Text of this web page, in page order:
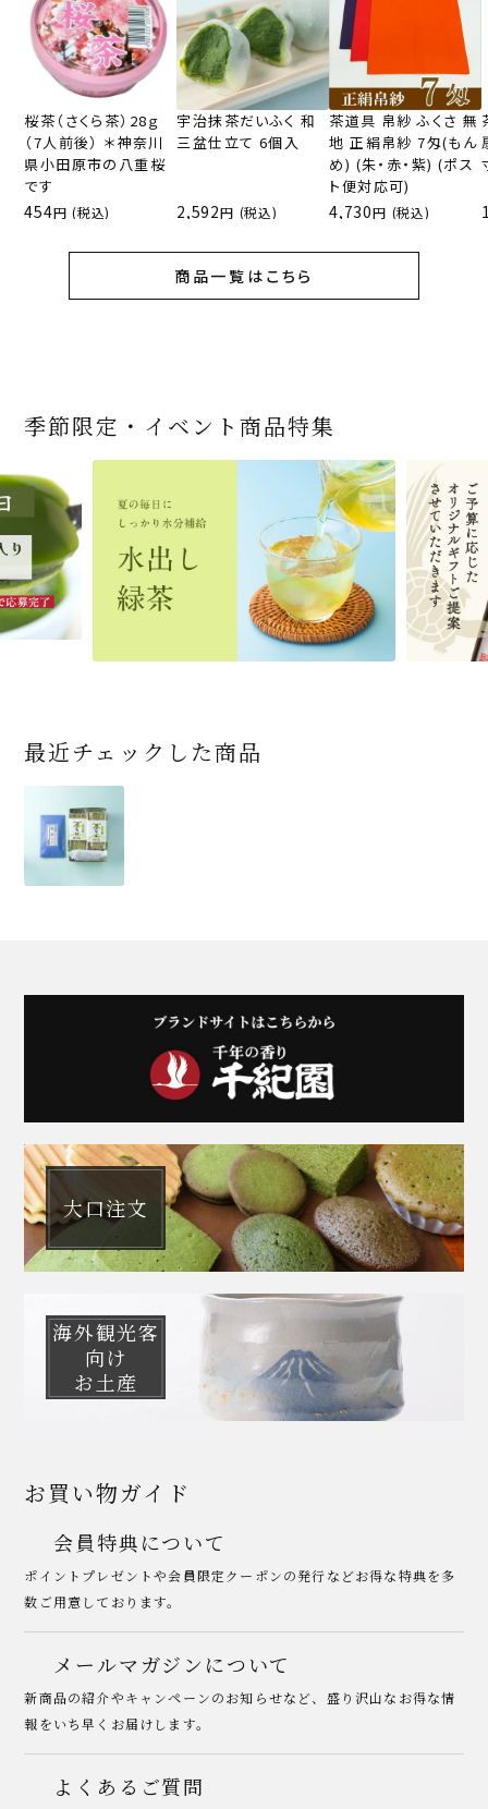
桜茶（さくら茶）28ｇ
（7人前後） ＊神奈川
県小田原市の八重桜
です
454 (税込)
宇治抹茶だいふく 和
三盆仕立て 6個入
2,592 (税込)
茶道具 帛紗 ふくさ 無
地 正絹帛紗 7匁(もん
め) (朱・赤・紫) (ポス
ト便対応可)
4,730 (税込)
商品一覧はこちら
宇治抹茶だいふく 和
三盆仕立て 6個入
2,592 (税込)
お茶屋の京都 宇治抹
1,743 (税込)
宇治抹茶 濃チーズケ
ーキ 『抹茶まる』 1セ
ット6個入
3,240 (税込)
商品一覧はこちら
桜茶（さくら茶）28ｇ
（7人前後） ＊神奈川
県小田原市の八重桜
です
454 (税込)
『釜炒りむぎ茶』 10g
324 (税込)
緑茶ティーパック（セ
ンパックシリーズ） 5g
×50袋
864 (税込)
商品一覧はこちら
宇治抹茶そば3袋・そ
ばつゆ6袋（6人前）セ
ット 化粧箱（カート
ン/ギフトボックス）
3,032 (税込)
【送料込み】宇治抹茶
そば160ｇ×2袋（4人
前）＋特撰そばつゆ4
個（ポスト便）
2,028 (税込)
宇治抹茶そば２袋・そ
ばつゆ４袋（４人前）
竹かごセット
2,278 (税込)
商品一覧はこちら
老舗茶舗の宇治抹茶
かすていらと宇治冠煎
茶の詰合せ
4,112 (税込)
宇治抹茶焼き菓子詰
4,511 (税込)
老舗茶舗のひやひやス
イーツセット 3種6個
3,356 (税込)
商品一覧はこちら
茶道具 帛紗 ふくさ 無
地 正絹帛紗 7匁(もん
め) (朱・赤・紫) (ポス
ト便対応可)
4,730 (税込)
茶道具 扇子（せんす）
扇子 利休百首 白竹 6
1,716 (税込)
おとなのお稽古セット
女子用 裏千家 茶道具
16,500 (税込)
商品一覧はこちら
季節限定・イベント商品特集
最近チェックした商品
大口注文
海外観光客
向け
お土産
お買い物ガイド
会員特典について
ポイントプレゼントや会員限定クーポンの発行などお得な特典を多
数ご用意しております。
メールマガジンについて
新商品の紹介やキャンペーンのお知らせなど、盛り沢山なお得な情
報をいち早くお届けします。
よくあるご質問